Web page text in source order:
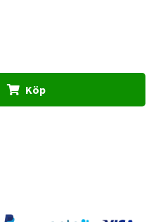
Köp